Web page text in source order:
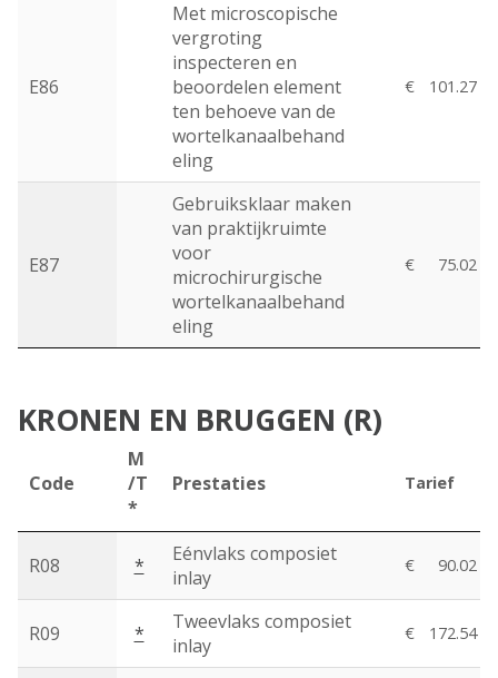
E86
Met microscopische
vergroting
inspecteren en
beoordelen element
ten behoeve van de
wortelkanaalbehand
eling
€ 101.27
E87
Gebruiksklaar maken
van praktijkruimte
voor
microchirurgische
wortelkanaalbehand
eling
€ 75.02
KRONEN EN BRUGGEN (R)
Code
M
/T
*
Prestaties Tarief
R08 *
Eénvlaks composiet
inlay
€ 90.02
R09 *
Tweevlaks composiet
inlay
€ 172.54